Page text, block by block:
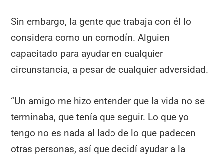
Sin embargo, la gente que trabaja con él lo
considera como un comodín. Alguien
capacitado para ayudar en cualquier
circunstancia, a pesar de cualquier adversidad.
“Un amigo me hizo entender que la vida no se
terminaba, que tenía que seguir. Lo que yo
tengo no es nada al lado de lo que padecen
otras personas, así que decidí ayudar a la